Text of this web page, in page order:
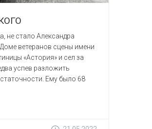
не стало Александра
ветеранов сцены имени
«Астория» и сел за
успев разложить
Ему было 68